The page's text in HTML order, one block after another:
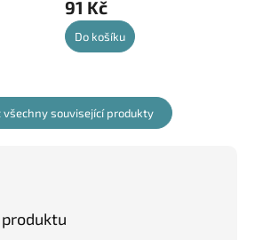
91 Kč
Do košíku
všechny související produkty